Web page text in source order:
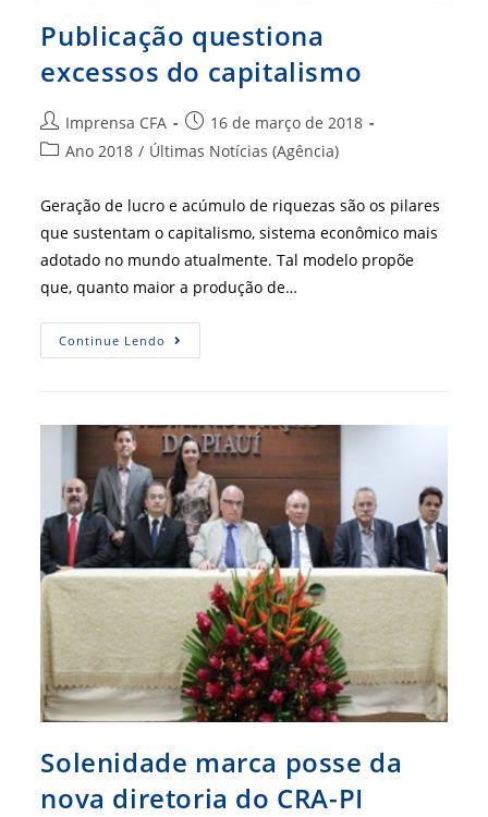
Publicação questiona
excessos do capitalismo
Autor
do
Imprensa CFA
Post
publicado:
16 de março de 2018
Categoria
Ano 2018 / Últimas Notícias (Agência)
Geração de lucro e acúmulo de riquezas são os pilares
que sustentam o capitalismo, sistema econômico mais
adotado no mundo atualmente. Tal modelo propõe
que, quanto maior a produção de…
Continue Lendo Publicação
Questiona
Solenidade marca posse da
nova diretoria do CRA-PI